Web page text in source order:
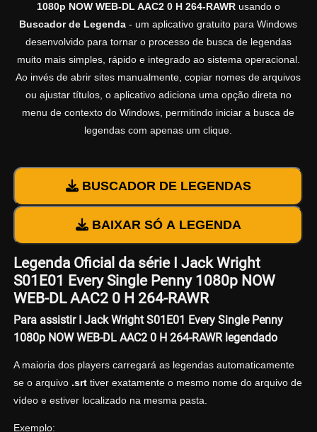
1080p NOW WEB-DL AAC2 0 H 264-RAWRusando o
Buscador de Legenda - um aplicativo gratuito para Windows
desenvolvido para tornar o processo de busca de legendas
muito mais simples, rápido e integrado ao sistema operacional.
Ao invés de abrir sites manualmente, copiar nomes de arquivos
ou ajustar títulos, o aplicativo adiciona uma opção direta no
menu de contexto do Windows, permitindo iniciar a busca de
legendas com apenas um clique.
BUSCADOR DE LEGENDAS
BAIXAR SÓ A LEGENDA
Legenda Oficial da série I Jack Wright
S01E01 Every Single Penny 1080p NOW
WEB-DL AAC2 0 H 264-RAWR
Para assistir I Jack Wright S01E01 Every Single Penny
1080p NOW WEB-DL AAC2 0 H 264-RAWR legendado
A maioria dos players carregará as legendas automaticamente
se o arquivo .srttiver exatamente o mesmo nome do arquivo de
vídeo e estiver localizado na mesma pasta.
Exemplo: